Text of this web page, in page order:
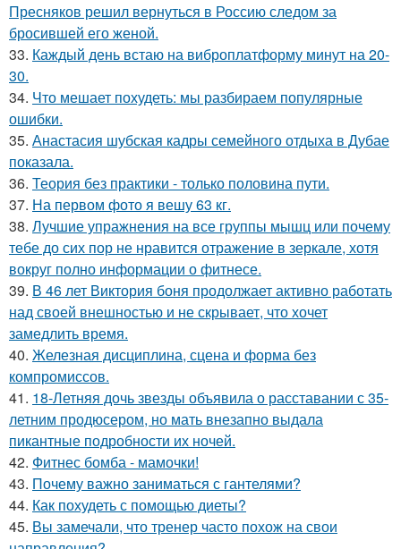
Пресняков решил вернуться в Россию следом за
бросившей его женой.
33. Каждый день встаю на виброплатформу минут на 20-
30.
34. Что мешает похудеть: мы разбираем популярные
ошибки.
35. Анастасия шубская кадры семейного отдыха в Дубае
показала.
36. Теория без практики - только половина пути.
37. На первом фото я вешу 63 кг.
38. Лучшие упражнения на все группы мышц или почему
тебе до сих пор не нравится отражение в зеркале, хотя
вокруг полно информации о фитнесе.
39. В 46 лет Виктория боня продолжает активно работать
над своей внешностью и не скрывает, что хочет
замедлить время.
40. Железная дисциплина, сцена и форма без
компромиссов.
41. 18-Летняя дочь звезды объявила о расставании с 35-
летним продюсером, но мать внезапно выдала
пикантные подробности их ночей.
42. Фитнес бомба - мамочки!
43. Почему важно заниматься с гантелями?
44. Как похудеть с помощью диеты?
45. Вы замечали, что тренер часто похож на свои